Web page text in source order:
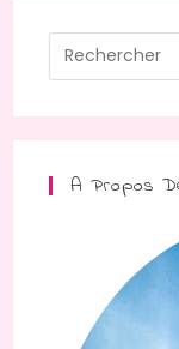
A Propos